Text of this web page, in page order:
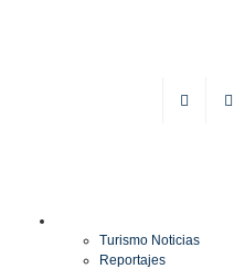
Turismo Noticias
Reportajes